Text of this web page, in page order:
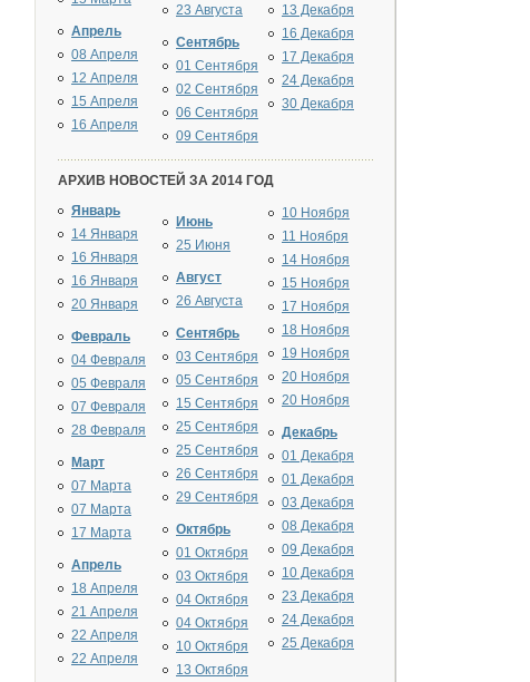
Апрель
08 Апреля
12 Апреля
15 Апреля
16 Апреля
23 Августа
Сентябрь
01 Сентября
02 Сентября
06 Сентября
09 Сентября
13 Декабря
16 Декабря
17 Декабря
24 Декабря
30 Декабря
АРХИВ НОВОСТЕЙ ЗА 2014 ГОД
Январь
14 Января
16 Января
16 Января
20 Января
Февраль
04 Февраля
05 Февраля
07 Февраля
28 Февраля
Март
07 Марта
07 Марта
17 Марта
Апрель
18 Апреля
21 Апреля
22 Апреля
22 Апреля
Июнь
25 Июня
Август
26 Августа
Сентябрь
03 Сентября
05 Сентября
15 Сентября
25 Сентября
25 Сентября
26 Сентября
29 Сентября
Октябрь
01 Октября
03 Октября
04 Октября
04 Октября
10 Октября
13 Октября
10 Ноября
11 Ноября
14 Ноября
15 Ноября
17 Ноября
18 Ноября
19 Ноября
20 Ноября
20 Ноября
Декабрь
01 Декабря
01 Декабря
03 Декабря
08 Декабря
09 Декабря
10 Декабря
23 Декабря
24 Декабря
25 Декабря